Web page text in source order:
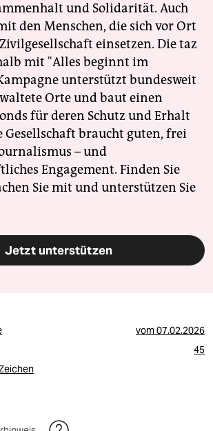
und Solidarität. Auch
den Menschen, die sich vor Ort
einsetzen. Die taz
mit "Alles beginnt im
unterstützt bundesweit
Orte und baut einen
für deren Schutz und Erhalt
Gesellschaft braucht guten, frei
– und
Engagement. Finden Sie
Sie mit und unterstützen Sie
Jetzt unterstützen
vom07.02.2026
45